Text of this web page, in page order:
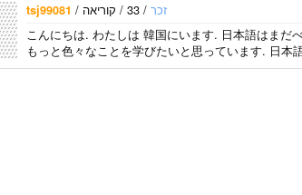
tsj99081 / זכר / 33 / קוריאה
こんにちは. わたしは 韓国にいます. 日本語はまだ
もっと色々なことを学びたいと思っています. 日本